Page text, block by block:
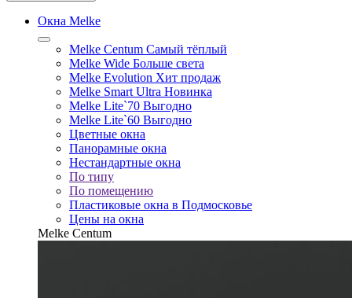
Окна Melke
Melke Centum Самый тёплый
Melke Wide Больше света
Melke Evolution Хит продаж
Melke Smart Ultra Новинка
Melke Lite`70 Выгодно
Melke Lite`60 Выгодно
Цветные окна
Панорамные окна
Нестандартные окна
По типу
По помещению
Пластиковые окна в Подмосковье
Цены на окна
Melke Centum